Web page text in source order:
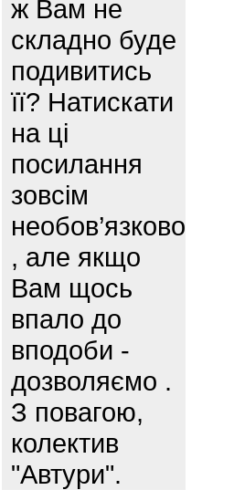
ж Вам не
складно буде
подивитись
її? Натискати
на ці
посилання
зовсім
необов’язково
, але якщо
Вам щось
впало до
вподоби -
дозволяємо .
З повагою,
колектив
"Автури".